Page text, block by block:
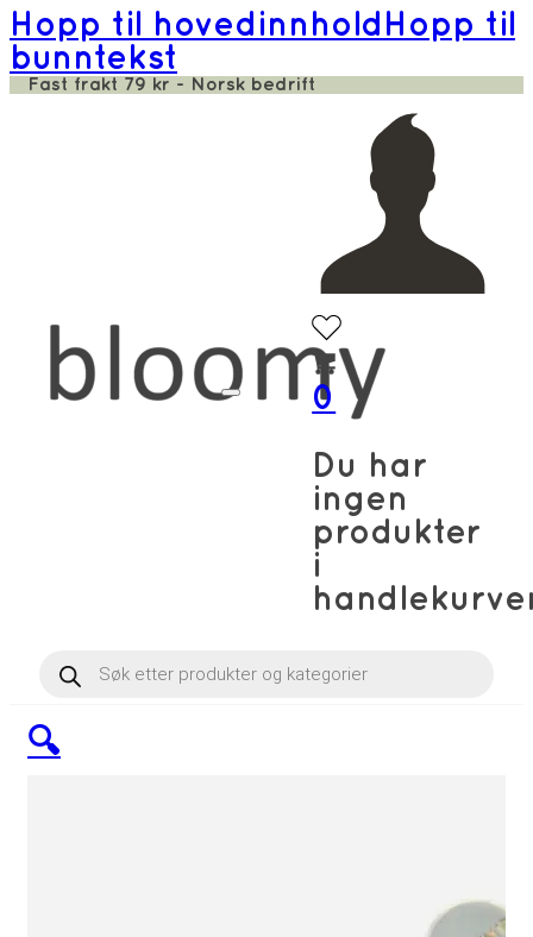
Hopp til hovedinnhold Hopp til
bunntekst
Fast frakt 79 kr - Norsk bedrift
Products
0
Du har
ingen
produkter
i
🔍